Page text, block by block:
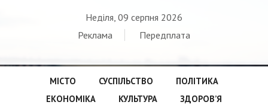
Неділя, 09 серпня 2026
Реклама
Передплата
МІСТО СУСПІЛЬСТВО
ПОЛІТИКА
ЕКОНОМІКА
КУЛЬТУРА
ЗДОРОВ’Я